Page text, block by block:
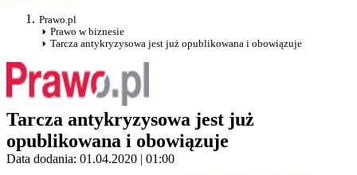
Prawo.pl
Prawo w biznesie
Tarcza antykryzysowa jest już opublikowana i obowiązuje
Tarcza antykryzysowa jest już
opublikowana i obowiązuje
Data dodania: 01.04.2020 | 01:00